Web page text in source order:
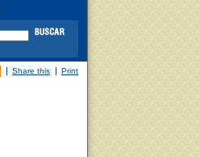
Share this Print